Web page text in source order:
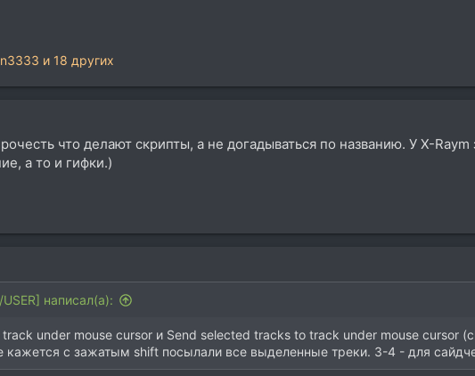
и 18 других
что делают скрипты, а не догадываться по названию. У X-Raym
а то и гифки.)
написал(а):
under mouse cursor и Send selected tracks to track under mouse cursor
кажется с зажатым shift посылали все выделенные треки. 3-4 - для